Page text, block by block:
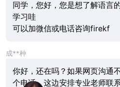
同学，您好，您是想了解语言
学习哇
可以加微信或电话咨询firekf
成**种
你好，还在吗？如果网页沟通
个电话，这边安排专业老师联